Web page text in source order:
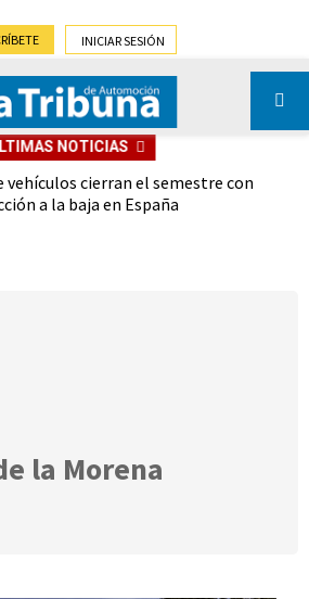
INICIAR SESIÓN
NOTICIAS
vehículos cierran el semestre con
a la baja en España
la Morena